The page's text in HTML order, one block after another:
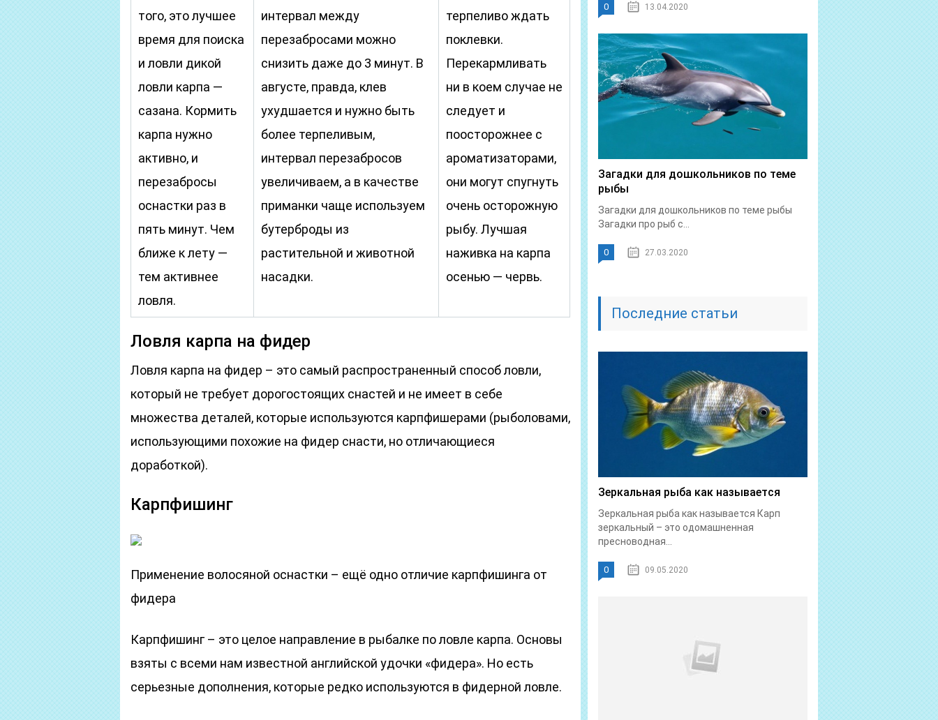
того, это лучшее
время для поиска
и ловли дикой
ловли карпа —
сазана. Кормить
карпа нужно
активно, и
перезабросы
оснастки раз в
пять минут. Чем
ближе к лету —
тем активнее
ловля.
интервал между
перезабросами можно
снизить даже до 3 минут. В
августе, правда, клев
ухудшается и нужно быть
более терпеливым,
интервал перезабросов
увеличиваем, а в качестве
приманки чаще используем
бутерброды из
растительной и животной
насадки.
терпеливо ждать
поклевки.
Перекармливать
ни в коем случае не
следует и
поосторожнее с
ароматизаторами,
они могут спугнуть
очень осторожную
рыбу. Лучшая
наживка на карпа
осенью — червь.
Ловля карпа на фидер
Ловля карпа на фидер – это самый распространенный способ ловли,
который не требует дорогостоящих снастей и не имеет в себе
множества деталей, которые используются карпфишерами (рыболовами,
использующими похожие на фидер снасти, но отличающиеся
доработкой).
Карпфишинг
Применение волосяной оснастки – ещё одно отличие карпфишинга от
фидера
Карпфишинг – это целое направление в рыбалке по ловле карпа. Основы
взяты с всеми нам известной английской удочки «фидера». Но есть
серьезные дополнения, которые редко используются в фидерной ловле.
0 13.04.2020
Загадки для дошкольников по теме
рыбы
Загадки для дошкольников по теме рыбы
Загадки про рыб с...
0 27.03.2020
Последние статьи
Зеркальная рыба как называется
Зеркальная рыба как называется Карп
зеркальный – это одомашненная
пресноводная...
0 09.05.2020